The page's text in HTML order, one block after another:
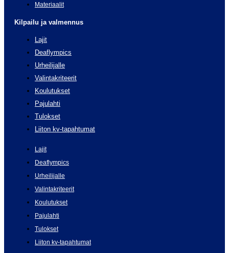
Materiaalit
Kilpailu ja valmennus
Lajit
Deaflympics
Urheilijalle
Valintakriteerit
Koulutukset
Pajulahti
Tulokset
Liiton kv-tapahtumat
Lajit
Deaflympics
Urheilijalle
Valintakriteerit
Koulutukset
Pajulahti
Tulokset
Liiton kv-tapahtumat